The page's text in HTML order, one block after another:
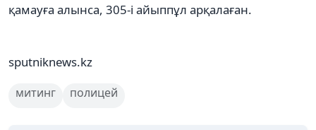
қамауға алынса, 305-і айыппұл арқалаған.
sputniknews.kz
митинг полицей